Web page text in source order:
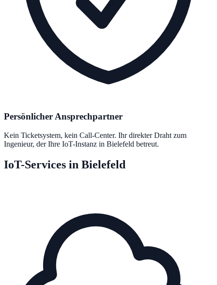
Persönlicher Ansprechpartner
Kein Ticketsystem, kein Call-Center. Ihr direkter Draht zum
Ingenieur, der Ihre IoT-Instanz in Bielefeld betreut.
IoT-Services in Bielefeld